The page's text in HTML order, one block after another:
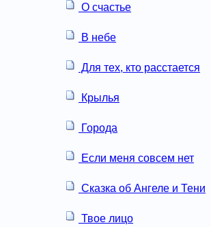
О счастье
В небе
Для тех, кто расстается
Крылья
Города
Если меня совсем нет
Сказка об Ангеле и Тени
Твое лицо